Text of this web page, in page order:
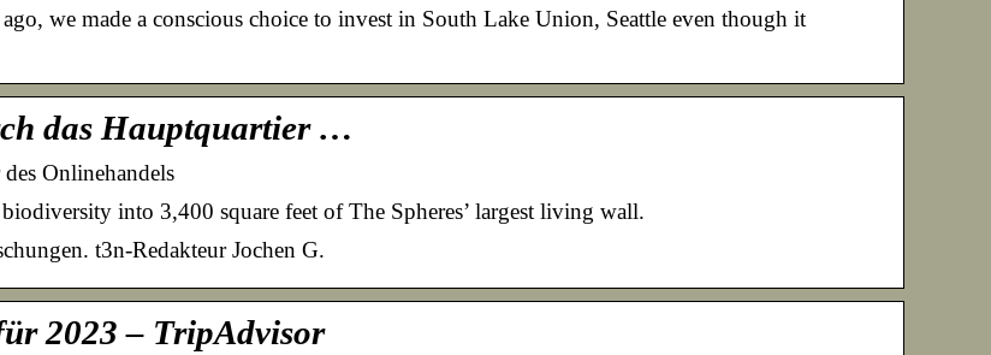
we made a conscious choice to invest in South Lake Union, Seattle even though it
das Hauptquartier …
Onlinehandels
into 3,400 square feet of The Spheres’ largest living wall.
t3n-Redakteur Jochen G.
2023 – TripAdvisor